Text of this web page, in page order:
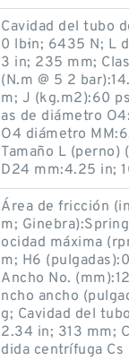
Cavidad del tubo
0 lb·in; 6435 N; L
3 in; 235 mm;
(N.m @ 5 2
m; J (kg.m2):60
as de diámetro
O4 diámetro
Tamaño L (perno)
D24 mm:4.25 in;
Área de fricción
m;
ocidad máxima
m; H6
Ancho No.
ncho ancho
g; Cavidad del
2.34 in; 313 mm;
dida centrífuga